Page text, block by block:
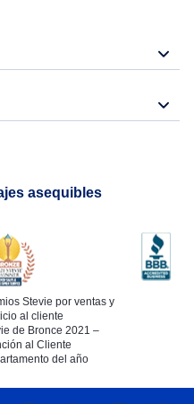
asequibles
Stevie por ventas y
al cliente
de Bronce 2021 –
al Cliente
del año